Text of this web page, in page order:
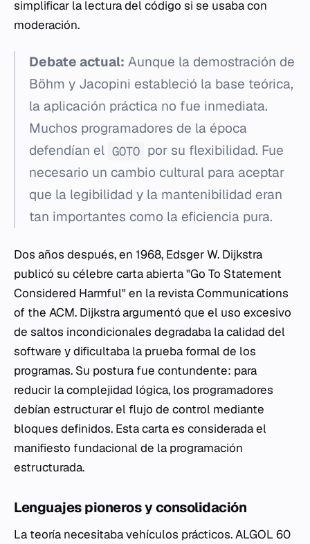
simplificar la lectura del código si se usaba con
moderación.
Debate actual: Aunque la demostración de
Böhm y Jacopini estableció la base teórica,
la aplicación práctica no fue inmediata.
Muchos programadores de la época
defendían el GOTO por su flexibilidad. Fue
necesario un cambio cultural para aceptar
que la legibilidad y la mantenibilidad eran
tan importantes como la eficiencia pura.
Dos años después, en 1968, Edsger W. Dijkstra
publicó su célebre carta abierta "Go To Statement
Considered Harmful" en la revistaCommunications
of the ACM. Dijkstra argumentó que el uso excesivo
de saltos incondicionales degradaba la calidad del
software y dificultaba la prueba formal de los
programas. Su postura fue contundente: para
reducir la complejidad lógica, los programadores
debían estructurar el flujo de control mediante
bloques definidos. Esta carta es considerada el
manifiesto fundacional de la programación
estructurada.
Lenguajes pioneros y consolidación
La teoría necesitaba vehículos prácticos. ALGOL 60